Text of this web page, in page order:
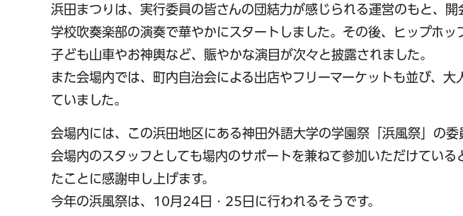
浜田まつりは、実行委員の皆さんの団結力が感じられる運営のもと、
学校吹奏楽部の演奏で華やかにスタートしました。その後、ヒップホッ
子ども山車やお神輿など、賑やかな演目が次々と披露されました。
また会場内では、町内自治会による出店やフリーマーケットも並び、
ていました。
会場内には、この浜田地区にある神田外語大学の学園祭「浜風祭」の委
会場内のスタッフとしても場内のサポートを兼ねて参加いただけてい
たことに感謝申し上げます。
今年の浜風祭は、10月24日・25日に行われるそうです。